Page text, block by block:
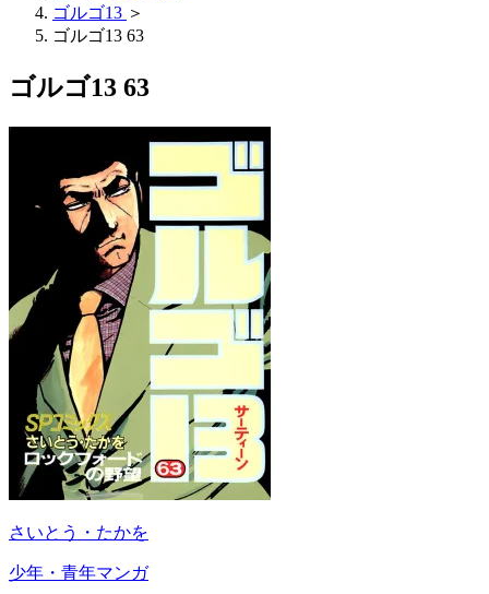
ゴルゴ13 ＞
ゴルゴ13 63
ゴルゴ13 63
さいとう・たかを
少年・青年マンガ